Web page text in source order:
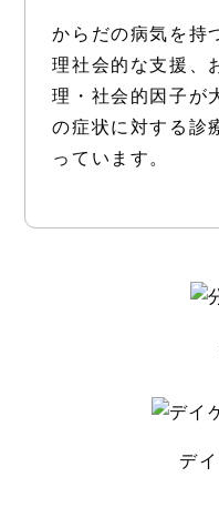
からだの病気を持
理社会的な支援、
理・社会的因子が
の症状に対する診
っています。
デ